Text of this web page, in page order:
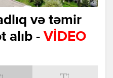
və təmir
alıb - VİDEO